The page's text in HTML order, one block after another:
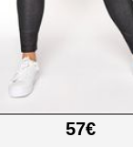
57€